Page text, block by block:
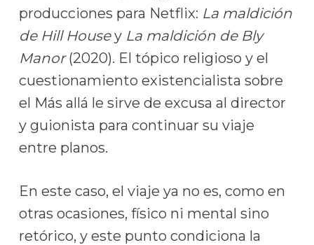
producciones para Netflix: La maldición
de Hill Housey La maldición de Bly
Manor(2020). El tópico religioso y el
cuestionamiento existencialista sobre
el Más allá le sirve de excusa al director
y guionista para continuar su viaje
entre planos.
En este caso, el viaje ya no es, como en
otras ocasiones, físico ni mental sino
retórico, y este punto condiciona la